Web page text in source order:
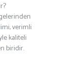
verimli
kaliteli
biridir.